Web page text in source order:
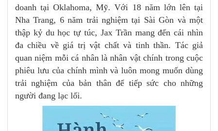
doanh tại Oklahoma, Mỹ. Với 18 năm lớn lên tại
Nha Trang, 6 năm trải nghiệm tại Sài Gòn và một
thập kỷ du học tự túc, Jax Trần mang đến cái nhìn
đa chiều về giá trị vật chất và tinh thần. Tác giả
quan niệm mỗi cá nhân là nhân vật chính trong cuộc
phiêu lưu của chính mình và luôn mong muốn dùng
trải nghiệm của bản thân để tiếp sức cho những
người đang lạc lối.